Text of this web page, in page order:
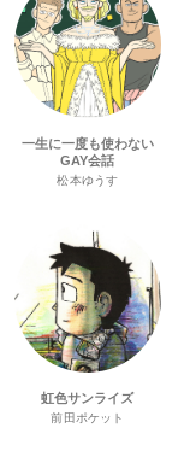
一生に一度も使わない
GAY会話
松本ゆうす
虹色サンライズ
前田ポケット